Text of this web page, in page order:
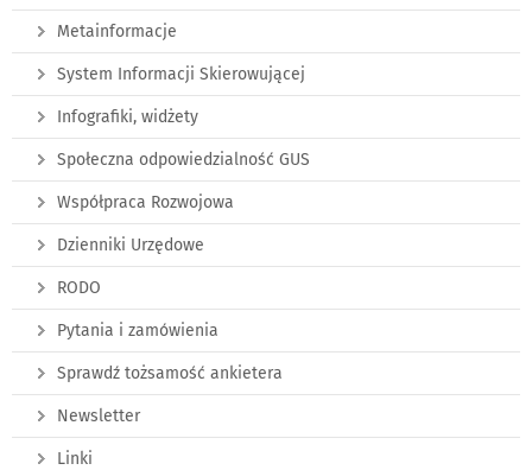
Metainformacje
System Informacji Skierowującej
Infografiki, widżety
Społeczna odpowiedzialność GUS
Współpraca Rozwojowa
Dzienniki Urzędowe
RODO
Pytania i zamówienia
Sprawdź tożsamość ankietera
Newsletter
Linki